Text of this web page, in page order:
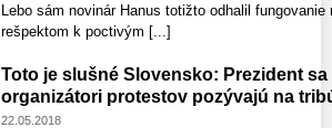
Lebo sám novinár Hanus totižto odhalil
rešpektom k poctivým [...]
Toto je slušné Slovensko: Prezident sa
organizátori protestov pozývajú na
22.05.2018